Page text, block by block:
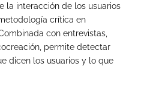
la interacción de los usuarios
crítica en
con entrevistas,
permite detectar
dicen los usuarios y lo que